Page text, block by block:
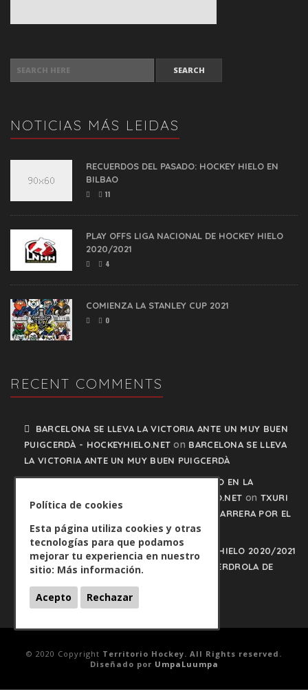
NOTICIAS MÁS LEIDAS
RECUERDOS DEL PASADO: HOCKEY HIELO EN
BILBAO
11
PLAY OFFS LIGA NACIONAL DE HOCKEY HIELO
2020/2021
4
COMIENZA LA STANLEY CUP 2021
0
RECENT COMMENTS
BARCELONA SE LLEVA LA VICTORIA ANTE UN MUY BUEN
PUIGCERDÀ - HOCKEYHIELO.NET on BARCELONA SE LLEVA
LA VICTORIA ANTE UN MUY BUEN PUIGCERDÀ
TXURI URDIN Y JACA NO PISAN EL FRENO EN LA
CARRERA POR EL LIDERATO - HOCKEYHIELO.NET on TXURI
URDIN Y JACA NO PISAN EL FRENO EN LA CARRERA POR EL
LIDERATO
PLAY OFFS LIGA IBERDROLA DE HOCKEY HIELO 2020/2021
- HOCKEYHIELO.NETonPLAY OFFS LIGA IBERDROLA DE
© 2020 Copyright Territorio Hockey. All Rights reserved.
Diseñado por UmpaLuumpa
Política de cookies
Esta página utiliza cookies y otras
tecnologías para que podamos
mejorar tu experiencia en nuestro
sitio: Más información.
Acepto Rechazar